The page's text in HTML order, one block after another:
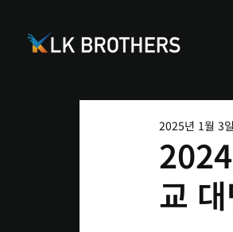
교
2025년 1월 3일